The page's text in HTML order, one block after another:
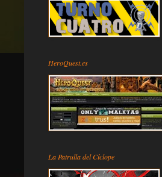
HeroQuest.es
La Patrulla del Cíclope